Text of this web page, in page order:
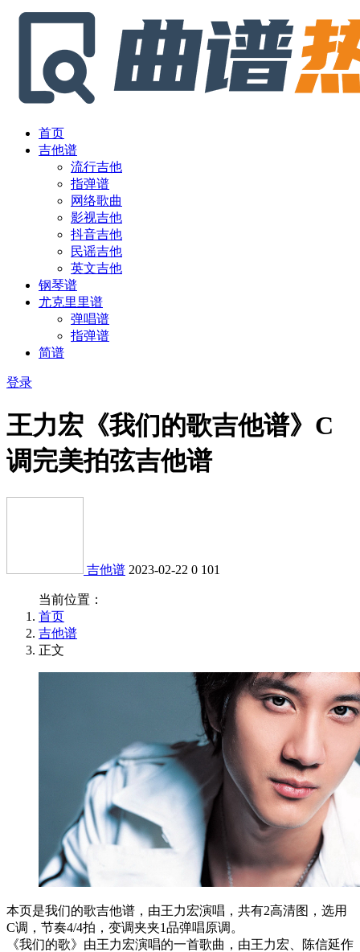
首页
吉他谱
流行吉他
指弹谱
网络歌曲
影视吉他
抖音吉他
民谣吉他
英文吉他
钢琴谱
尤克里里谱
弹唱谱
指弹谱
简谱
登录
王力宏《我们的歌吉他谱》C
调完美拍弦吉他谱
吉他谱 2023-02-22 0 101
当前位置：
首页
吉他谱
正文
本页是我们的歌吉他谱，由王力宏演唱，共有2高清图，选用
C调，节奏4/4拍，变调夹夹1品弹唱原调。
《我们的歌》由王力宏演唱的一首歌曲，由王力宏、陈信延作